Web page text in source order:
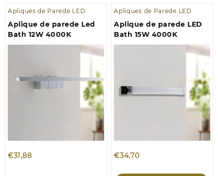
Apliques de Parede LED
Aplique de parede Led
Bath 12W 4000K
€31,88
Apliques de Parede LED
Aplique de parede LED
Bath 15W 4000K
€34,70